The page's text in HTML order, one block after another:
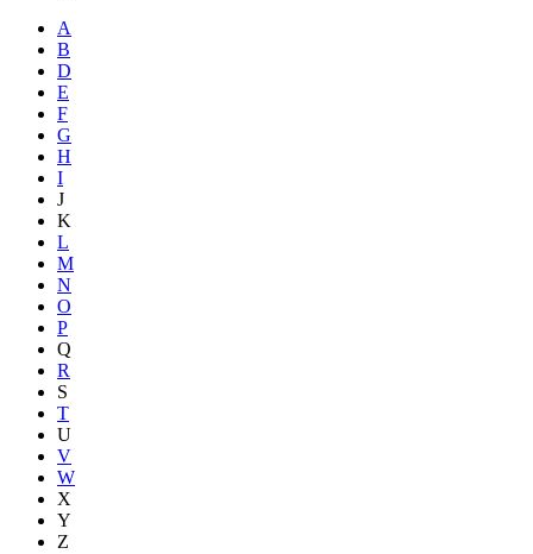
A
B
D
E
F
G
H
I
J
K
L
M
N
O
P
Q
R
S
T
U
V
W
X
Y
Z